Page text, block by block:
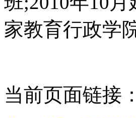
家教育行政学
当前页面链接：